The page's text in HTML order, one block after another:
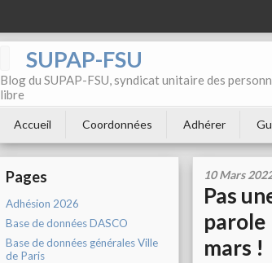
SUPAP-FSU
Blog du SUPAP-FSU, syndicat unitaire des
libre
Accueil Coordonnées Adhérer
Pages
Adhésion 2026
Base de données DASCO
Base de données générales Ville
de Paris
10 Mars
Pas
parole
mars !